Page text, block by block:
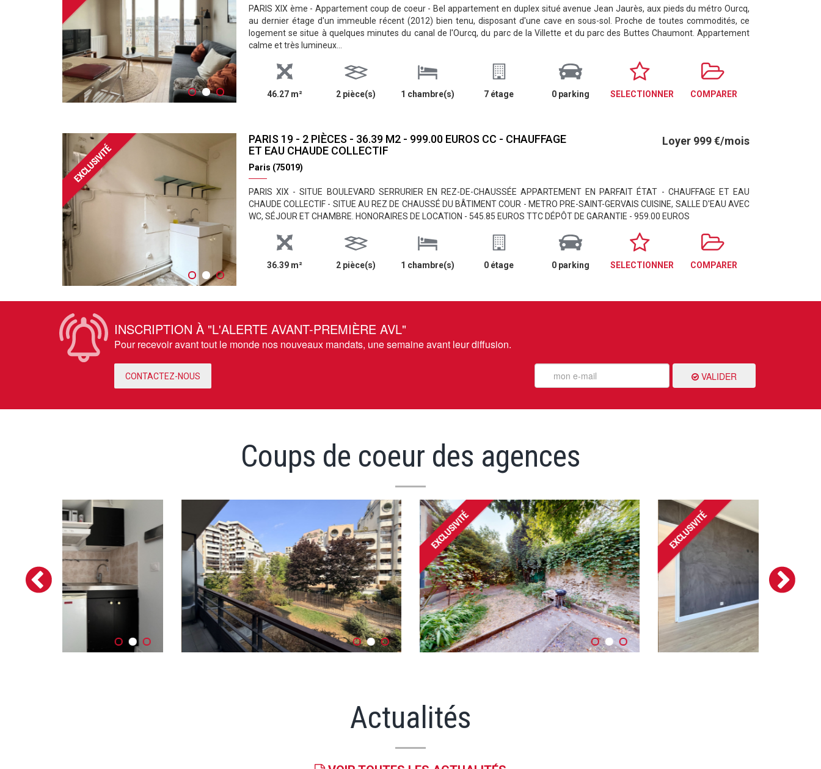
PARIS XIX ème - Appartement coup de coeur - Bel appartement en duplex situé avenue Jean Jaurès, aux pieds du métro Ourcq,
au dernier étage d'un immeuble récent (2012) bien tenu, disposant d'une cave en sous-sol. Proche de toutes commodités, ce
logement se situe à quelques minutes du canal de l'Ourcq, du parc de la Villette et du parc des Buttes Chaumont. Appartement
calme et très lumineux...
46.27 m² 2 pièce(s) 1 chambre(s) 7 étage 0 parking SELECTIONNER COMPARER
PARIS 19 - 2 PIÈCES - 36.39 M2 - 999.00 EUROS CC - CHAUFFAGE
ET EAU CHAUDE COLLECTIF
Paris (75019)
Loyer 999 €/mois
PARIS XIX - SITUE BOULEVARD SERRURIER EN REZ-DE-CHAUSSÉE APPARTEMENT EN PARFAIT ÉTAT - CHAUFFAGE ET EAU
CHAUDE COLLECTIF - SITUE AU REZ DE CHAUSSÉ DU BÂTIMENT COUR - METRO PRE-SAINT-GERVAIS CUISINE, SALLE D'EAU AVEC
WC, SÉJOUR ET CHAMBRE. HONORAIRES DE LOCATION - 545.85 EUROS TTC DÉPÔT DE GARANTIE - 959.00 EUROS
36.39 m² 2 pièce(s) 1 chambre(s) 0 étage 0 parking SELECTIONNER COMPARER
INSCRIPTION À "L'ALERTE AVANT-PREMIÈRE AVL"
Pour recevoir avant tout le monde nos nouveaux mandats, une semaine avant leur diffusion.
CONTACTEZ-NOUS VALIDER
Coups de coeur des agences
Actualités